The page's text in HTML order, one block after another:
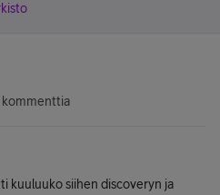
kommenttia
kuuluuko siihen discoveryn ja